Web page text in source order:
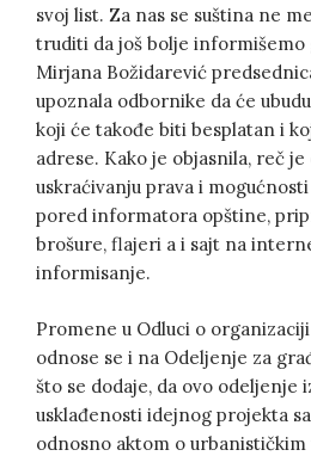
svoj list. Za nas se suština ne
truditi da još bolje informišemo
Mirjana Božidarević
upoznala odbornike da će
koji će takođe biti besplatan i
adrese. Kako je objasnila, reč
uskraćivanju prava i
pored informatora opštine,
brošure, flajeri a i sajt na
informisanje.
Promene u Odluci o
odnose se i na Odeljenje za
što se dodaje, da ovo odeljenje
usklađenosti idejnog projekta
odnosno aktom o urbanističkim